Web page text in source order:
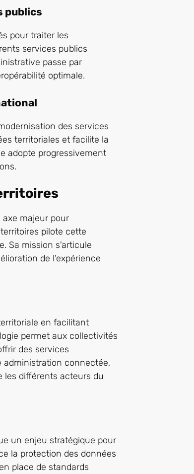
publics
pour traiter les
services publics
passe par
optimale.
des services
territoriales et facilite la
adopte progressivement
majeur pour
pilote cette
Sa mission s'articule
de l'expérience
en facilitant
permet aux collectivités
des services
administration connectée,
les différents acteurs du
un enjeu stratégique pour
la protection des données
place de standards